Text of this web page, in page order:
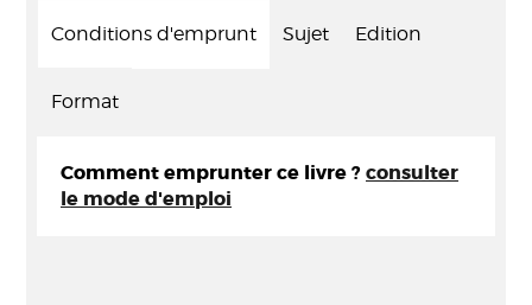
Conditions d'emprunt Sujet Edition
Format
Comment emprunter ce livre ? consulter
le mode d'emploi